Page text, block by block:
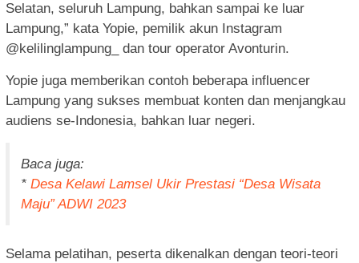
Selatan, seluruh Lampung, bahkan sampai ke luar
Lampung,” kata Yopie, pemilik akun Instagram
@kelilinglampung_ dan tour operator Avonturin.
Yopie juga memberikan contoh beberapa influencer
Lampung yang sukses membuat konten dan menjangkau
audiens se-Indonesia, bahkan luar negeri.
Baca juga:
* Desa Kelawi Lamsel Ukir Prestasi “Desa Wisata
Maju” ADWI 2023
Selama pelatihan, peserta dikenalkan dengan teori-teori